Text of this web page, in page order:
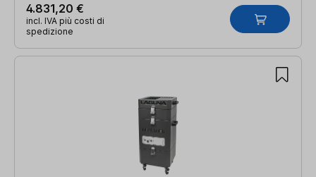
4.831,20 €
incl. IVA più costi di
spedizione